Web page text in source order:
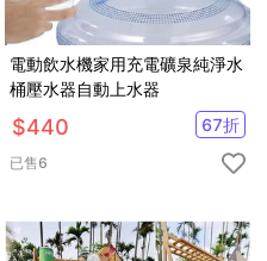
電動飲水機家用充電礦泉純淨水
桶壓水器自動上水器
$440 67折
已售6